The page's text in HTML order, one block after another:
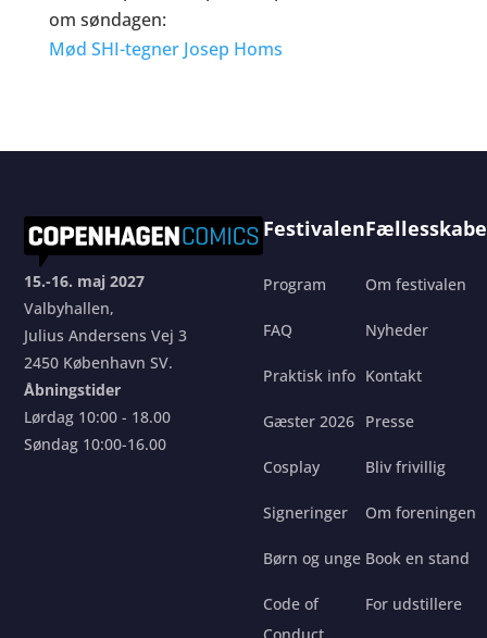
om søndagen:
Mød SHI-tegner Josep Homs
15.-16. maj 2027
Valbyhallen,
Julius Andersens Vej 3
2450 København SV.
Åbningstider
Lørdag 10:00 - 18.00
Søndag 10:00-16.00
Festivalen
Program
FAQ
Praktisk info
Gæster 2026
Cosplay
Signeringer
Børn og unge
Code of
Om festivalen
Nyheder
Kontakt
Presse
Bliv frivillig
Om foreningen
Book en stand
For udstillere